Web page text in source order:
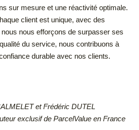
sur mesure et une réactivité optimale.
client est unique, avec des
nous efforçons de surpasser ses
du service, nous contribuons à
durable avec nos clients.
et Frédéric DUTEL
exclusif de ParcelValue en France